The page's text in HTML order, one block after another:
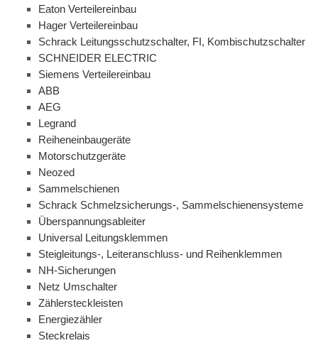
Eaton Verteilereinbau
Hager Verteilereinbau
Schrack Leitungsschutzschalter, FI, Kombischutzschalter
SCHNEIDER ELECTRIC
Siemens Verteilereinbau
ABB
AEG
Legrand
Reiheneinbaugeräte
Motorschutzgeräte
Neozed
Sammelschienen
Schrack Schmelzsicherungs-, Sammelschienensysteme
Überspannungsableiter
Universal Leitungsklemmen
Steigleitungs-, Leiteranschluss- und Reihenklemmen
NH-Sicherungen
Netz Umschalter
Zählersteckleisten
Energiezähler
Steckrelais